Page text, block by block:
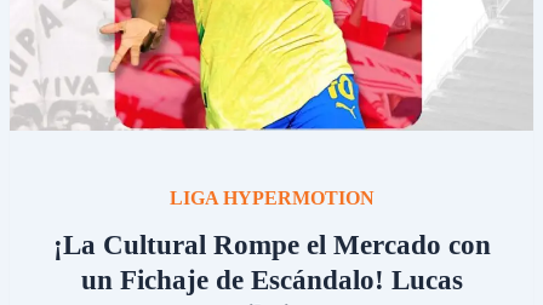
LIGA HYPERMOTION
¡La Cultural Rompe el Mercado con
un Fichaje de Escándalo! Lucas